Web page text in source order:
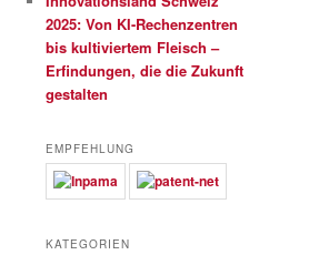
2025: Von KI-Rechenzentren
bis kultiviertem Fleisch –
Erfindungen, die die Zukunft
gestalten
EMPFEHLUNG
KATEGORIEN